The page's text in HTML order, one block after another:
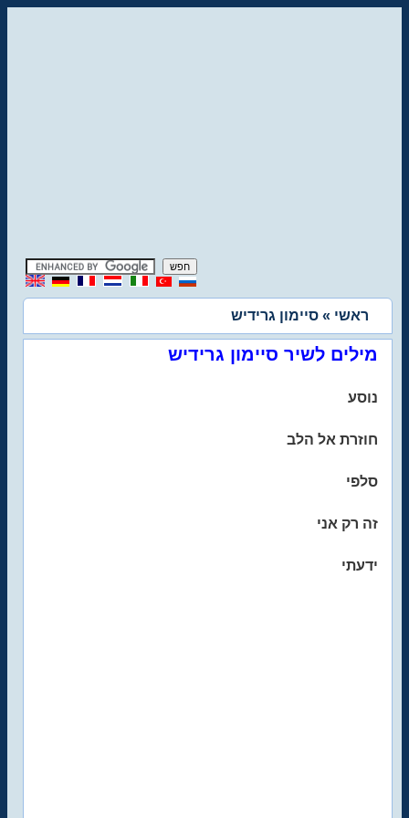
ראשי » סיימון גרידיש
מילים לשיר סיימון גרידיש
נוסע
חוזרת אל הלב
סלפי
זה רק אני
ידעתי